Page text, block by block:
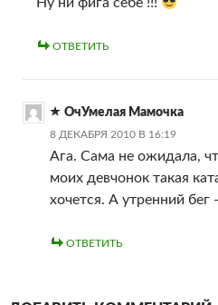
ОТВЕТИТЬ
ОчУмелая Мамочка
8 ДЕКАБРЯ 2010 В 16:19
Ага. Сама не ожидала,
моих девчонок такая
хочется. А утренний
ОТВЕТИТЬ